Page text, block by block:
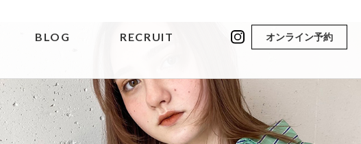
BLOG RECRUIT オンライン予約